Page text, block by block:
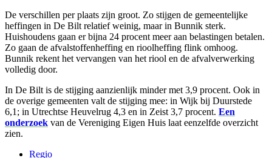
De verschillen per plaats zijn groot. Zo stijgen de gemeentelijke
heffingen in De Bilt relatief weinig, maar in Bunnik sterk.
Huishoudens gaan er bijna 24 procent meer aan belastingen betalen.
Zo gaan de afvalstoffenheffing en rioolheffing flink omhoog.
Bunnik rekent het vervangen van het riool en de afvalverwerking
volledig door.
In De Bilt is de stijging aanzienlijk minder met 3,9 procent. Ook in
de overige gemeenten valt de stijging mee: in Wijk bij Duurstede
6,1; in Utrechtse Heuvelrug 4,3 en in Zeist 3,7 procent. Een
onderzoek van de Vereniging Eigen Huis laat eenzelfde overzicht
zien.
Regio